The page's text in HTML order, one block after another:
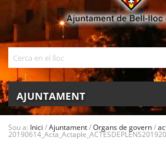
AJUNTAMENT
Sou a: Inici /Ajuntament/Organs de govern/